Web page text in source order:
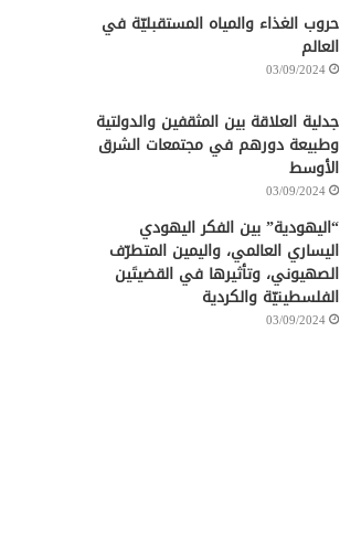
حروب الغذاء والمياه المستقبليّة في
العالم
03/09/2024
جدلية العلاقة بين المثقفين والدولتية
وطبيعة دورهم في مجتمعات الشرق
الأوسط
03/09/2024
“اليهودية” بين الفكر اليهودي
اليساري العالمي، واليمين المتطرّف
الصهيوني، وتأثيرها في القضيتَين
الفلسطينيّة والكردية
03/09/2024